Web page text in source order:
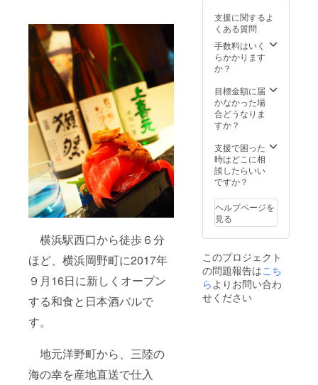
横浜駅西口から徒歩６分
ほど、横浜岡野町に2017年
９月16日に新しくオープン
する和食と日本酒バルで
す。
地元洋野町から、三陸の
海の幸を産地直送で仕入
支援に関するよ
くある質問
手数料はいく
らかかります
か？
目標金額に届
かなかった場
合どうなりま
すか？
支援で困った
時はどこに相
談したらいい
ですか？
ヘルプページを
見る
このプロジェクト
の問題報告はこち
ら よりお問い合わ
せください